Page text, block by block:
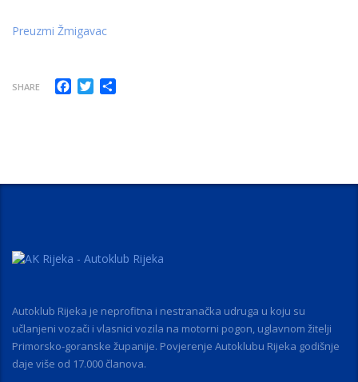
Preuzmi Žmigavac
SHARE Facebook
Twitter
Autoklub Rijeka je neprofitna i nestranačka udruga u koju su
učlanjeni vozači i vlasnici vozila na motorni pogon, uglavnom žitelji
Primorsko-goranske županije. Povjerenje Autoklubu Rijeka godišnje
daje više od 17.000 članova.